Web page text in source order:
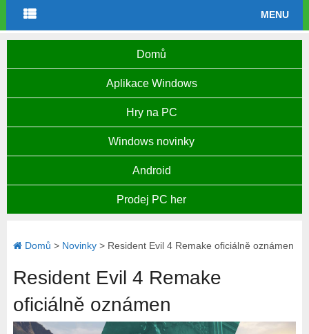
MENU
Domů
Aplikace Windows
Hry na PC
Windows novinky
Android
Prodej PC her
Domů > Novinky> Resident Evil 4 Remake oficiálně oznámen
Resident Evil 4 Remake
oficiálně oznámen